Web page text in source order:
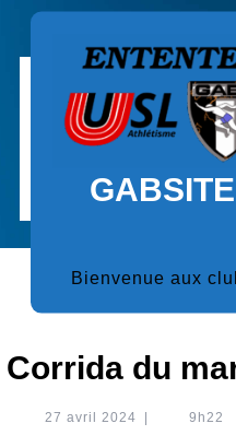
GABSITE
Bienvenue aux
Corrida du
27 avril 2024 27
9h22